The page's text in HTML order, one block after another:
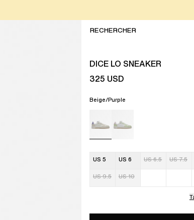
DICE LO SNEAKER
325 USD
Beige/Purple
US 5 US 6 US 6.5 US 7.5
US 9.5 US 10